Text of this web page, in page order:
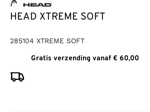
HEAD XTREME SOFT
285104 XTREME SOFT
Gratis verzending vanaf € 60,00